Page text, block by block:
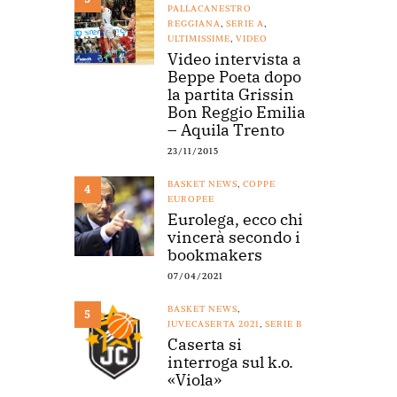
PALLACANESTRO
REGGIANA, SERIE A,
ULTIMISSIME, VIDEO
Video intervista a
Beppe Poeta dopo
la partita Grissin
Bon Reggio Emilia
– Aquila Trento
23/11/2015
4 BASKET NEWS, COPPE
EUROPEE
Eurolega, ecco chi
vincerà secondo i
bookmakers
07/04/2021
5 BASKET NEWS,
JUVECASERTA 2021, SERIE B
Caserta si
interroga sul k.o.
«Viola»